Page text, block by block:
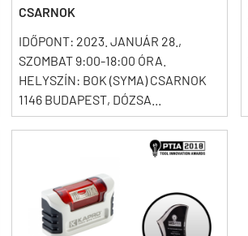
CSARNOK
IDŐPONT: 2023. JANUÁR 28.,
SZOMBAT 9:00-18:00 ÓRA.
HELYSZÍN: BOK (SYMA) CSARNOK
1146 BUDAPEST, DÓZSA...